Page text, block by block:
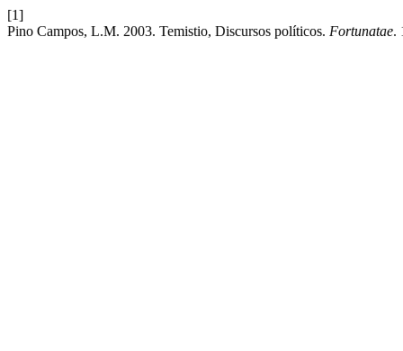
[1]
Pino Campos, L.M. 2003. Temistio, Discursos políticos. Fortunatae.